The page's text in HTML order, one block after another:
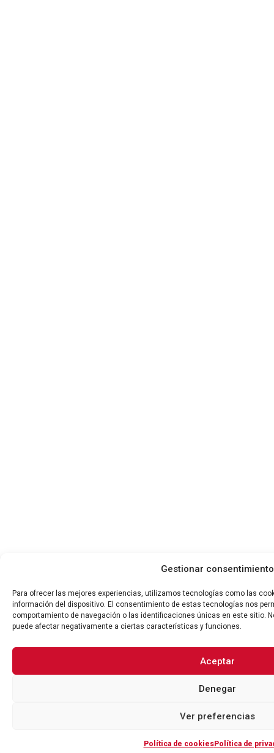
Gestionar consentimiento
Para ofrecer las mejores experiencias, utilizamos tecnologías como las
información del dispositivo. El consentimiento de estas tecnologías nos
comportamiento de navegación o las identificaciones únicas en este sitio.
puede afectar negativamente a ciertas características y funciones.
Aceptar
Denegar
Ver preferencias
Política de cookiesPolítica de